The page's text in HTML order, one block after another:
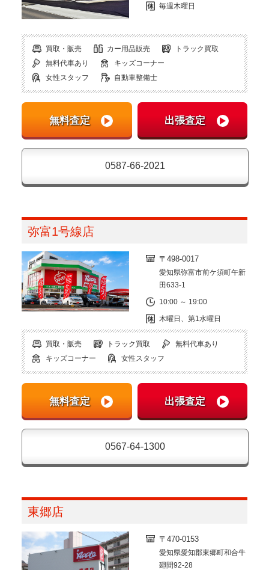
毎週木曜日
買取・販売 カー用品販売
トラック買取
無料代車あり
キッズコーナー
女性スタッフ
自動車整備士
0587-66-2021
弥富1号線店
〒498-0017
愛知県弥富市前ケ須町午新
田633-1
10:00 ～ 19:00
木曜日、第1水曜日
買取・販売 トラック買取
無料代車あり
キッズコーナー
女性スタッフ
0567-64-1300
東郷店
〒470-0153
愛知県愛知郡東郷町和合牛
廻間92-28